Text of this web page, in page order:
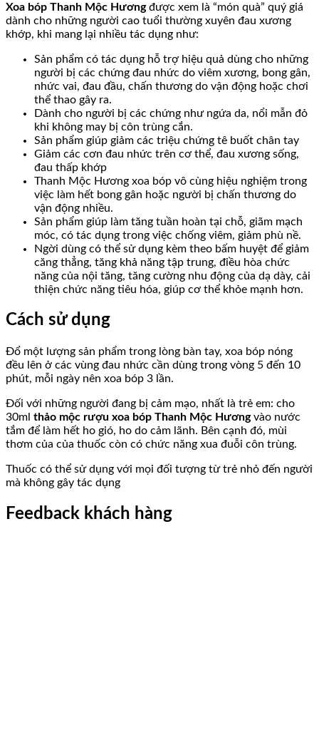
Xoa bóp Thanh Mộc Hươngđược xem là “món quà” quý giá
dành cho những người cao tuổi thường xuyên đau xương
khớp, khi mang lại nhiều tác dụng như:
Sản phẩm có tác dụng hỗ trợ hiệu quả dùng cho những
người bị các chứng đau nhức do viêm xương, bong gân,
nhức vai, đau đầu, chấn thương do vận động hoặc chơi
thể thao gây ra.
Dành cho người bị các chứng như ngứa da, nổi mẫn đỏ
khi không may bị côn trùng cắn.
Sản phẩm giúp giảm các triệu chứng tê buốt chân tay
Giảm các cơn đau nhức trên cơ thể, đau xương sống,
đau thấp khớp
Thanh Mộc Hương xoa bóp vô cùng hiệu nghiệm trong
việc làm hết bong gân hoặc người bị chấn thương do
vận động nhiều.
Sản phẩm giúp làm tăng tuần hoàn tại chỗ, giãm mạch
móc, có tác dụng trong việc chống viêm, giảm phù nề.
Ngời dùng có thể sử dụng kèm theo bấm huyệt để giảm
căng thẳng, tăng khả năng tập trung, điều hòa chức
năng của nội tăng, tăng cường nhu động của dạ dày, cải
thiện chức năng tiêu hóa, giúp cơ thể khỏe mạnh hơn.
Cách sử dụng
Đổ một lượng sản phẩm trong lòng bàn tay, xoa bóp nóng
đều lên ở các vùng đau nhức cần dùng trong vòng 5 đến 10
phút, mỗi ngày nên xoa bóp 3 lần.
Đối với những người đang bị cảm mạo, nhất là trẻ em: cho
30ml thảo mộc rượu xoa bóp Thanh Mộc Hươngvào nước
tắm để làm hết ho gió, ho do cảm lãnh. Bên cạnh đó, mùi
thơm của của thuốc còn có chức năng xua đuỗi côn trùng.
Thuốc có thể sử dụng với mọi đối tượng từ trẻ nhỏ đến người
mà không gây tác dụng
Feedback khách hàng